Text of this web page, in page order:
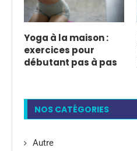
Yoga à la maison :
exercices pour
débutant pas à pas
NOS CATÉGORIES
Autre